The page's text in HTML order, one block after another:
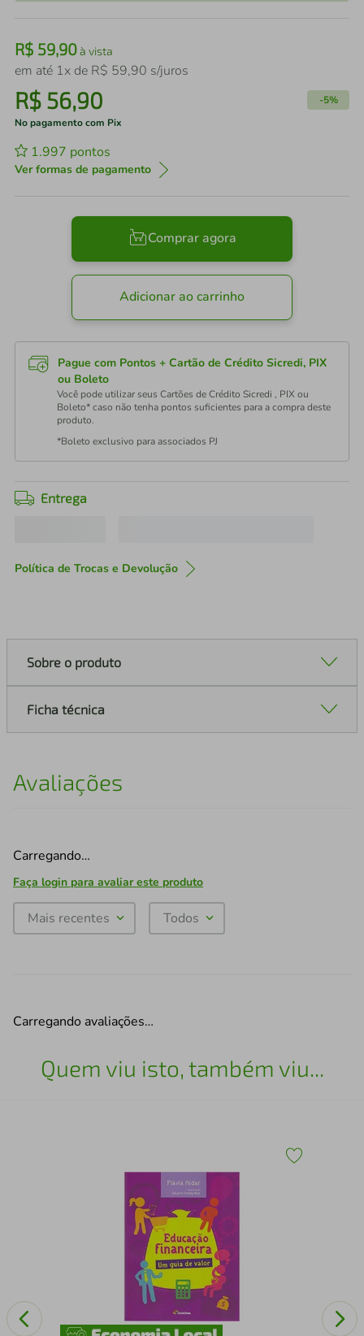
R$ 59,90à vista
em até 1x de R$ 59,90 s/juros
R$ 56,90 -5%
No pagamento com Pix
1.997 pontos
Ver formas de pagamento
Comprar agora
Adicionar ao carrinho
Pague com Pontos + Cartão de Crédito Sicredi, PIX
ou Boleto
Você pode utilizar seus Cartões de Crédito Sicredi , PIX ou
Boleto* caso não tenha pontos suficientes para a compra deste
produto.
*Boleto exclusivo para associados PJ
Entrega
Política de Trocas e Devolução
Sobre o produto
Ficha técnica
Avaliações
Carregando…
Faça login para avaliar este produto
Mais recentes Todos
Carregando avaliações…
Quem viu isto, também viu...